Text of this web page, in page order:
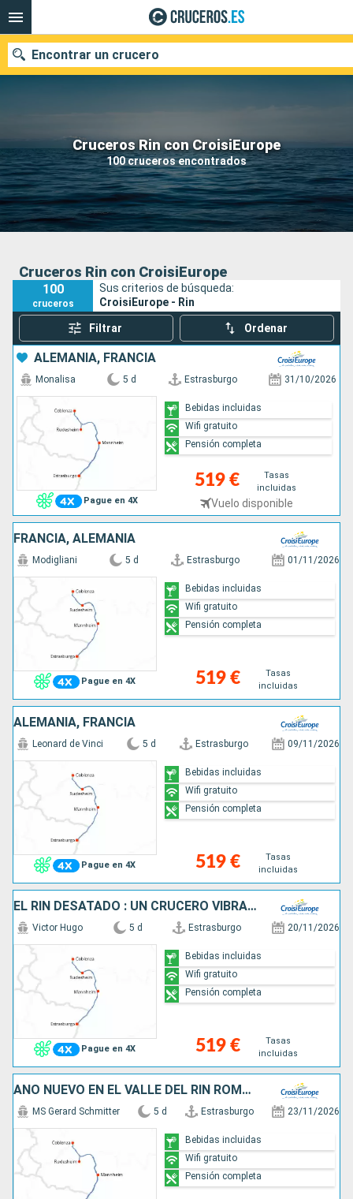
Cruceros Rin con CroisiEurope
100 cruceros encontrados
Encontrar un crucero
Nuestros destinos
Fecha de salida
Puertos Compañías
Cruceros Rin con CroisiEurope
100
cruceros
Sus criterios de búsqueda:
CroisiEurope - Rin
Filtrar Ordenar
ALEMANIA, FRANCIA
Pague en 4X
Monalisa 5 d Estrasburgo 31/10/2026
519 €
Tasas
incluidas
Vuelo disponible
Bebidas incluidas
Wifi gratuito
Pensión completa
FRANCIA, ALEMANIA
Pague en 4X
Modigliani 5 d Estrasburgo 01/11/2026
519 €
Tasas
incluidas
Bebidas incluidas
Wifi gratuito
Pensión completa
ALEMANIA, FRANCIA
Pague en 4X
Leonard de Vinci 5 d Estrasburgo 09/11/2026
519 €
Tasas
incluidas
Bebidas incluidas
Wifi gratuito
Pensión completa
EL RIN DESATADO : UN CRUCERO VIBRANTE LLENO DE LEYENDAS, SABORES Y BUEN HUMOR (FORMULA PUERTO/PUERTO)
Pague en 4X
Victor Hugo 5 d Estrasburgo 20/11/2026
519 €
Tasas
incluidas
Bebidas incluidas
Wifi gratuito
Pensión completa
AÑO NUEVO EN EL VALLE DEL RIN ROMÁNTICO (FORMULA PUERTO/PUERTO)
MS Gerard Schmitter 5 d Estrasburgo 23/11/2026
Bebidas incluidas
Wifi gratuito
Pensión completa